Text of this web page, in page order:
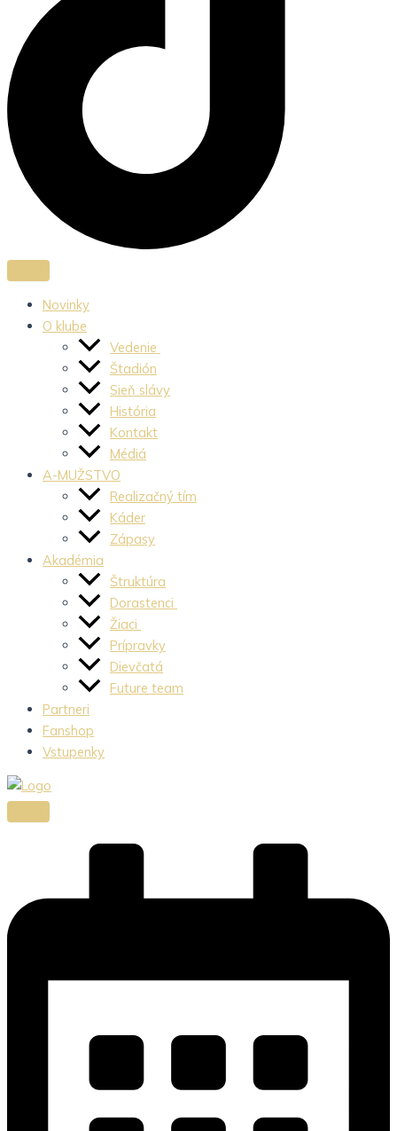
Novinky
O klube
Vedenie
Štadión
Sieň slávy
História
Kontakt
Médiá
A-MUŽSTVO
Realizačný tím
Káder
Zápasy
Akadémia
Štruktúra
Dorastenci
Žiaci
Prípravky
Dievčatá
Future team
Partneri
Fanshop
Vstupenky